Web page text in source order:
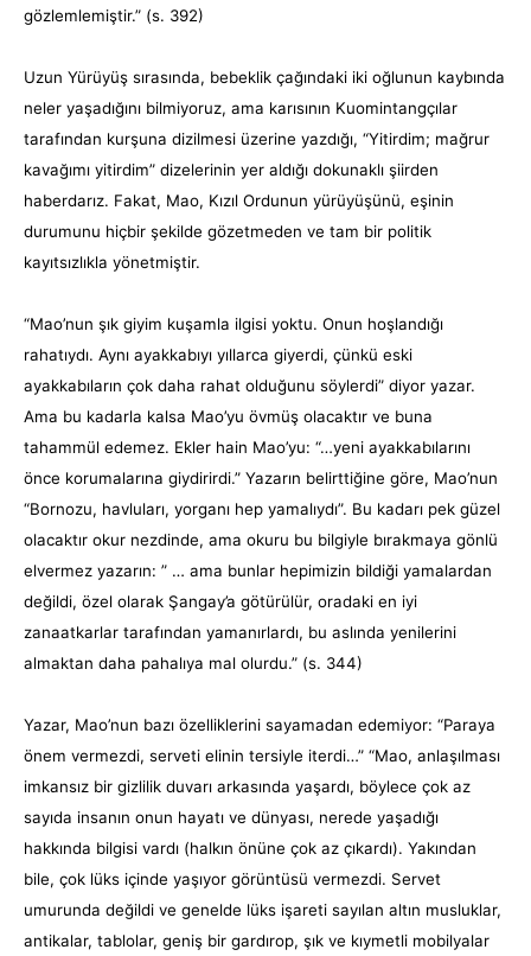
gözlemlemiştir.” (s. 392)
Uzun Yürüyüş sırasında, bebeklik çağındaki iki oğlunun kaybında
neler yaşadığını bilmiyoruz, ama karısının Kuomintangçılar
tarafından kurşuna dizilmesi üzerine yazdığı, “Yitirdim; mağrur
kavağımı yitirdim” dizelerinin yer aldığı dokunaklı şiirden
haberdarız. Fakat, Mao, Kızıl Ordunun yürüyüşünü, eşinin
durumunu hiçbir şekilde gözetmeden ve tam bir politik
kayıtsızlıkla yönetmiştir.
“Mao’nun şık giyim kuşamla ilgisi yoktu. Onun hoşlandığı
rahatıydı. Aynı ayakkabıyı yıllarca giyerdi, çünkü eski
ayakkabıların çok daha rahat olduğunu söylerdi” diyor yazar.
Ama bu kadarla kalsa Mao’yu övmüş olacaktır ve buna
tahammül edemez. Ekler hain Mao’yu: “…yeni ayakkabılarını
önce korumalarına giydirirdi.” Yazarın belirttiğine göre, Mao’nun
“Bornozu, havluları, yorganı hep yamalıydı”. Bu kadarı pek güzel
olacaktır okur nezdinde, ama okuru bu bilgiyle bırakmaya gönlü
elvermez yazarın: ” … ama bunlar hepimizin bildiği yamalardan
değildi, özel olarak Şangay’a götürülür, oradaki en iyi
zanaatkarlar tarafından yamanırlardı, bu aslında yenilerini
almaktan daha pahalıya mal olurdu.” (s. 344)
Yazar, Mao’nun bazı özelliklerini sayamadan edemiyor: “Paraya
önem vermezdi, serveti elinin tersiyle iterdi…” “Mao, anlaşılması
imkansız bir gizlilik duvarı arkasında yaşardı, böylece çok az
sayıda insanın onun hayatı ve dünyası, nerede yaşadığı
hakkında bilgisi vardı (halkın önüne çok az çıkardı). Yakından
bile, çok lüks içinde yaşıyor görüntüsü vermezdi. Servet
umurunda değildi ve genelde lüks işareti sayılan altın musluklar,
antikalar, tablolar, geniş bir gardırop, şık ve kıymetli mobilyalar